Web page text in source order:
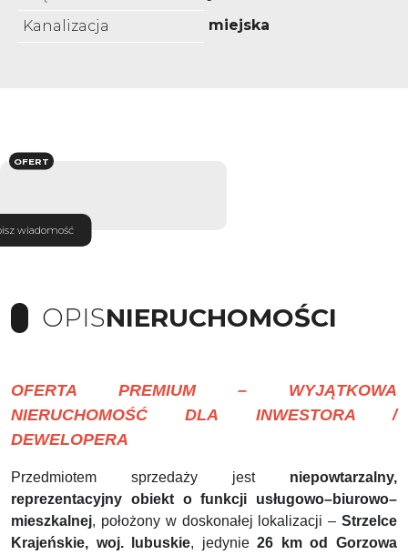
Kanalizacja
miejska
wiadomość
OFERT
OPISNIERUCHOMOŚCI
OFERTA PREMIUM – WYJĄTKOWA
NIERUCHOMOŚĆ DLA INWESTORA /
DEWELOPERA
Przedmiotem sprzedaży jest niepowtarzalny,
reprezentacyjny obiekt o funkcji usługowo–biurowo–
mieszkalnej, położony w doskonałej lokalizacji – Strzelce
Krajeńskie, woj. lubuskie, jedynie26 km od Gorzowa